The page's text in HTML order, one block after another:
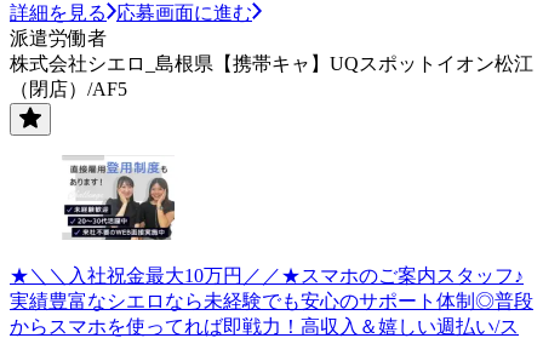
詳細を見る
応募画面に進む
派遣労働者
株式会社シエロ_島根県【携帯キャ】UQスポットイオン松江
（閉店）/AF5
★＼＼入社祝金最大10万円／／★スマホのご案内スタッフ♪
実績豊富なシエロなら未経験でも安心のサポート体制◎普段
からスマホを使ってれば即戦力！高収入＆嬉しい週払い/ス